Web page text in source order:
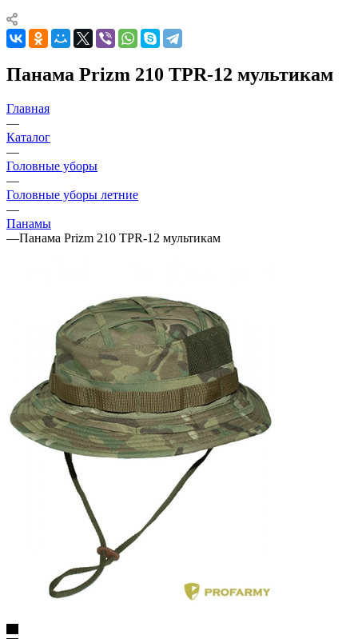
Панама Prizm 210 TPR-12 мультикам
Главная
—
Каталог
—
Головные уборы
—
Головные уборы летние
—
Панамы
—Панама Prizm 210 TPR-12 мультикам